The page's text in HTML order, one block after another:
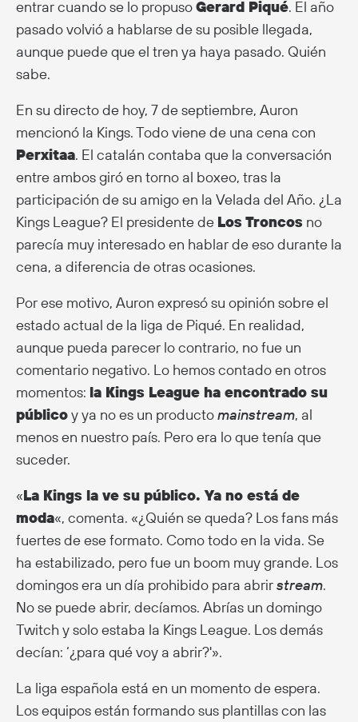
entrar cuando se lo propusoGerard Piqué. El año
pasado volvió a hablarse de su posible llegada,
aunque puede que el tren ya haya pasado. Quién
sabe.
En su directo de hoy, 7 de septiembre, Auron
mencionó la Kings. Todo viene de una cena con
Perxitaa. El catalán contaba que la conversación
entre ambos giró en torno al boxeo, tras la
participación de su amigo en la Velada del Año. ¿La
Kings League? El presidente de Los Troncos no
parecía muy interesado en hablar de eso durante la
cena, a diferencia de otras ocasiones.
Por ese motivo, Auron expresó su opinión sobre el
estado actual de la liga de Piqué. En realidad,
aunque pueda parecer lo contrario, no fue un
comentario negativo. Lo hemos contado en otros
momentos: la Kings League ha encontrado su
públicoy ya no es un productomainstream, al
menos en nuestro país. Pero era lo que tenía que
suceder.
«La Kings la ve su público. Ya no está de
moda«, comenta. «¿Quién se queda? Los fans más
fuertes de ese formato. Como todo en la vida. Se
ha estabilizado, pero fue un boom muy grande. Los
domingos era un día prohibido para abrirstream.
No se puede abrir, decíamos. Abrías un domingo
Twitch y solo estaba la Kings League. Los demás
decían: ‘¿para qué voy a abrir?'».
La liga española está en un momento de espera.
Los equipos están formando sus plantillas con las